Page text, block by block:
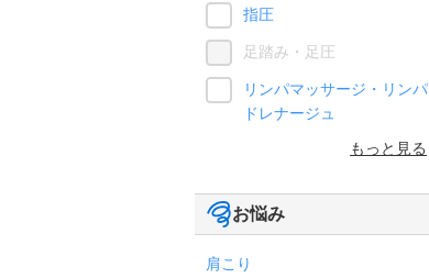
指圧
足踏み・足圧
リンパマッサージ・リンパ
ドレナージュ
もっと見る
お悩み
肩こり